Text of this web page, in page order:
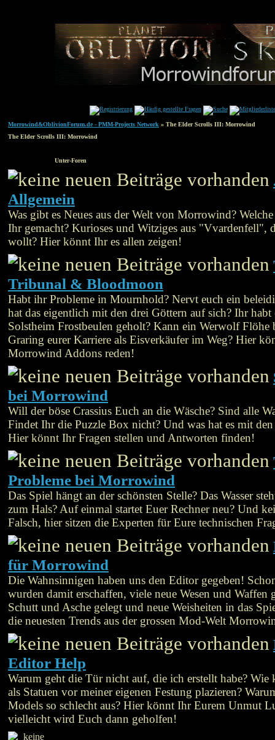
Morrowind&OblivionForum.de - PMM-Projects Network » The Elder Scrolls III: Morrowind
The Elder Scrolls III: Morrowind
Unter-Foren
Allgemein
Was gibt es Neues aus der Welt von Morrowind?
Ihr gemacht? Kurioses und Witziges aus "Vvardenfell",
wollt? Hier könnt Ihr es allen zeigen!
Tribunal & Bloodmoon
Habt ihr Probleme in Mournhold? Nervt euch ein
hat das eigentlich mit den drei Göttern auf sich? Ihr habt
Solstheim Frostbeulen geholt? Kann ein Werwolf Flöhe
Graring eurer Karriere als Eisverkäufer im Weg? Hier
Morrowind Addons reden!
bei Morrowind
Will der böse Crassius Euch an die Wäsche? Sind alle
Findet Ihr die Puzzle Box nicht? Und was hat es mit
Hier könnt Ihr Fragen stellen und Antworten finden!
Probleme bei Morrowind
Das Spiel hängt an der schönsten Stelle? Das Wasser
zum Hals? Auf einmal startet Euer Rechner neu? Und
Falsch, hier sitzen die Experten für Eure technischen
für Morrowind
Die Wahnsinnigen haben uns den Editor gegeben!
wurden damit erschaffen, viele neue Wesen und Waffen
Schutt und Asche gelegt und neue Weisheiten in das
die neuesten Trends aus der grossen Mod-Welt
Editor Help
Warum geht die Tür nicht auf, die ich erstellt habe? Wie
als Statuen vor meiner eigenen Festung plazieren?
Models so schlecht aus? Hier könnt Ihr Eurem Unmut
vielleicht wird Euch dann geholfen!